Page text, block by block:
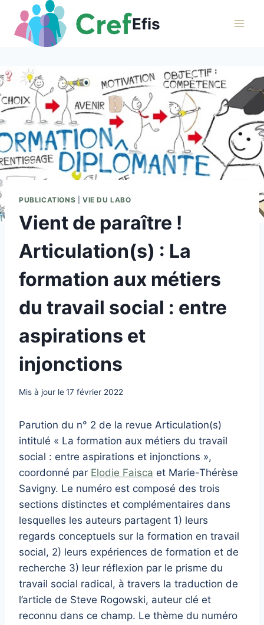
contenu
Efis
PUBLICATIONS VIE DU LABO
Vient de paraître !
Articulation(s) : La
formation aux métiers
du travail social : entre
aspirations et
injonctions
Mis à jour le17 février 2022
Parution du n° 2 de la revue Articulation(s)
intitulé « La formation aux métiers du travail
social : entre aspirations et injonctions »,
coordonné par Elodie Faisca et Marie-Thérèse
Savigny. Le numéro est composé des trois
sections distinctes et complémentaires dans
lesquelles les auteurs partagent 1) leurs
regards conceptuels sur la formation en travail
social, 2) leurs expériences de formation et de
recherche 3) leur réflexion par le prisme du
travail social radical, à travers la traduction de
l’article de Steve Rogowski, auteur clé et
reconnu dans ce champ. Le thème du numéro